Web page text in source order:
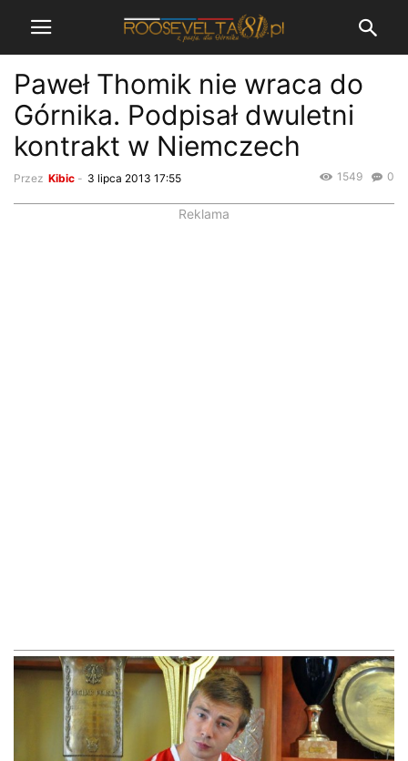
Paweł Thomik nie wraca do
Górnika. Podpisał dwuletni
kontrakt w Niemczech
Przez Kibic - 3 lipca 2013 17:55 0
1549